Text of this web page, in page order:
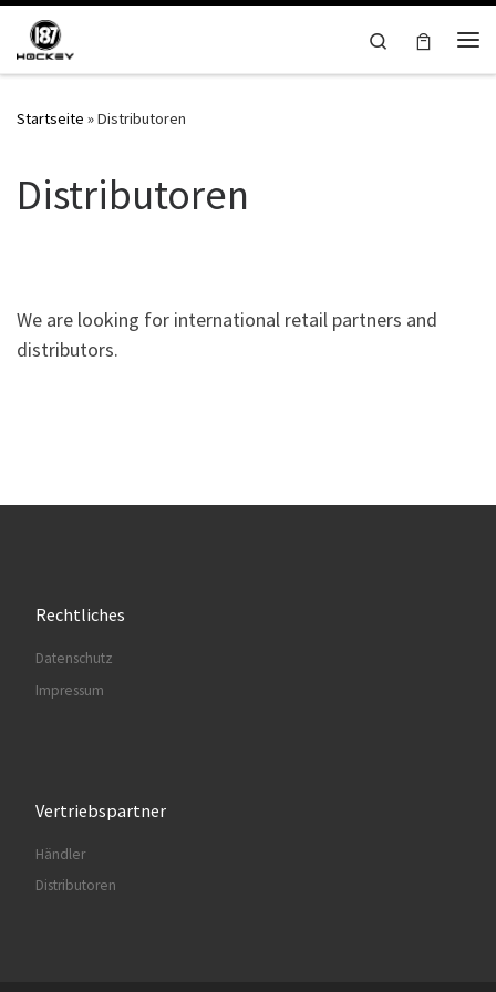
Zum Inhalt springen
Search
Startseite »Distributoren
Distributoren
We are looking for international retail partners and
distributors.
Rechtliches
Datenschutz
Impressum
Vertriebspartner
Händler
Distributoren